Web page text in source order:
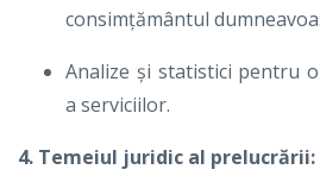
consimțământul
Analize și statistici pentru
a serviciilor.
4. Temeiul juridic al prelucrării: